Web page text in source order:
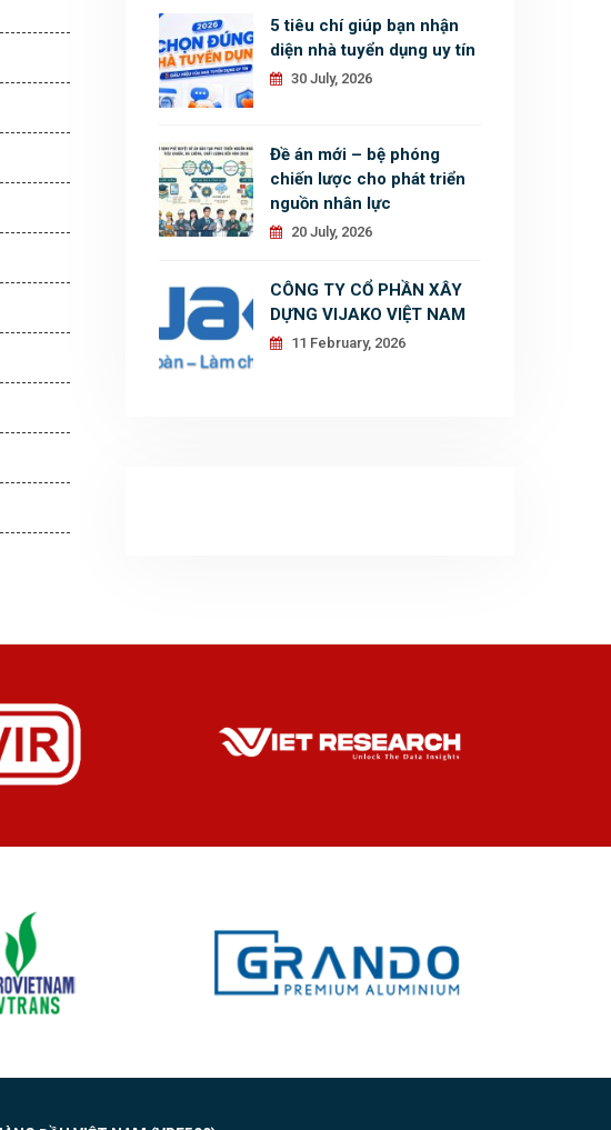
5 tiêu chí giúp bạn nhận
diện nhà tuyển dụng uy tín
30 July, 2026
Đề án mới – bệ phóng
chiến lược cho phát triển
nguồn nhân lực
20 July, 2026
CÔNG TY CỔ PHẦN XÂY
DỰNG VIJAKO VIỆT NAM
11 February, 2026